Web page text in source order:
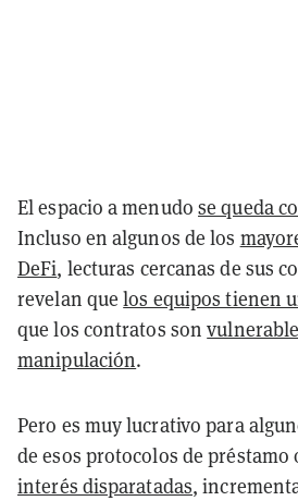
El espacio a menudose queda
Incluso en algunos de los
DeFi, lecturas cercanas de sus
revelan quelos equipos tienen
que los contratos son
manipulación.
Pero es muy lucrativo para
de esos protocolos de préstamo
interés disparatadas,